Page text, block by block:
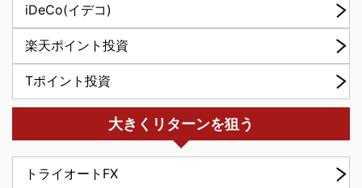
iDeCo(イデコ)
楽天ポイント投資
Tポイント投資
大きくリターンを狙う
トライオートFX